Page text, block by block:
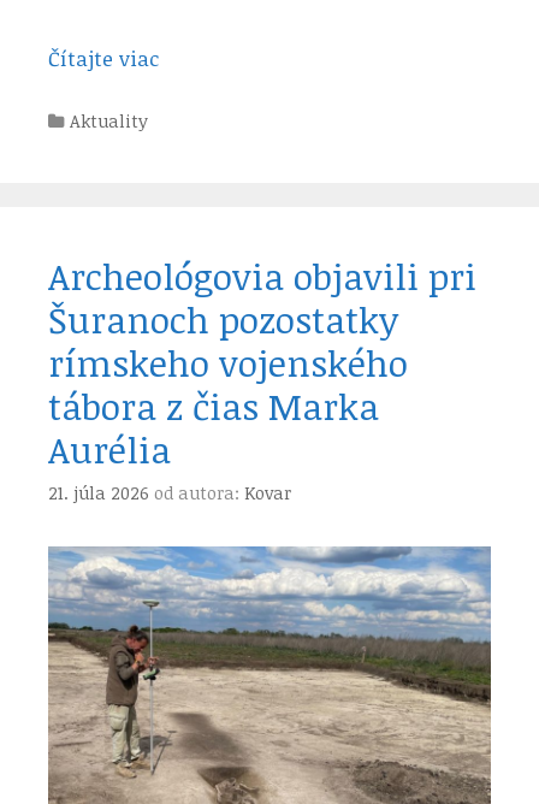
Čítajte viac
Kategórie
Aktuality
Archeológovia objavili pri
Šuranoch pozostatky
rímskeho vojenského
tábora z čias Marka
Aurélia
21. júla 2026 od autora: Kovar